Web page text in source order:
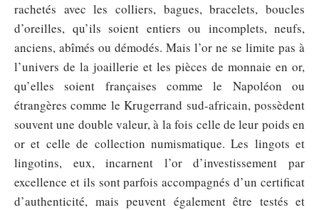
rachetés avec les colliers, bagues, bracelets, boucles
d’oreilles, qu’ils soient entiers ou incomplets, neufs,
anciens, abîmés ou démodés. Mais l’or ne se limite pas à
l’univers de la joaillerie et les pièces de monnaie en or,
qu’elles soient françaises comme le Napoléon ou
étrangères comme le Krugerrand sud-africain, possèdent
souvent une double valeur, à la fois celle de leur poids en
or et celle de collection numismatique. Les lingots et
lingotins, eux, incarnent l’or d’investissement par
excellence et ils sont parfois accompagnés d’un certificat
d’authenticité, mais peuvent également être testés et